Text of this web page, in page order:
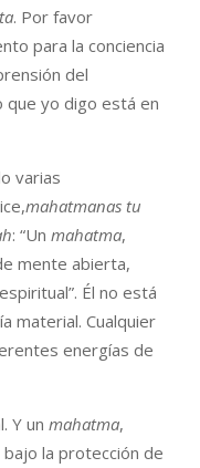
. Por favor
para la conciencia
del
que yo digo está en
varias
mahatmanas tu
: “Un mahatma,
mente abierta,
Él no está
material. Cualquier
energías de
Y un mahatma,
la protección de